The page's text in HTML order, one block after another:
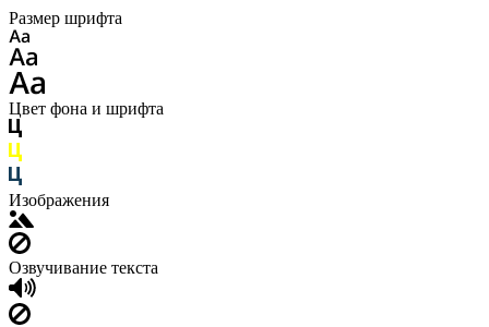
Размер шрифта
Цвет фона и шрифта
Изображения
Озвучивание текста